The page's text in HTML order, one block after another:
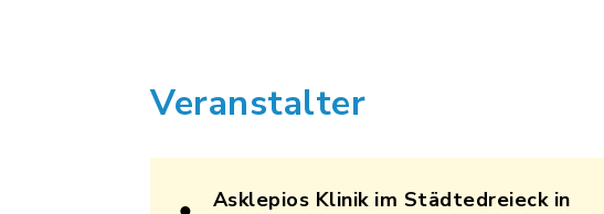
Veranstalter
Asklepios Klinik im Städtedreieck in